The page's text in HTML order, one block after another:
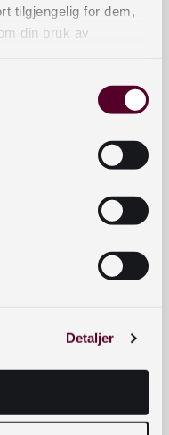
tilgjengelig for dem,
din bruk av
Detaljer
internett